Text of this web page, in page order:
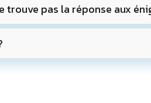
trouve pas la réponse aux